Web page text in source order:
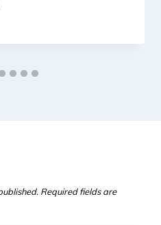
Required fields are